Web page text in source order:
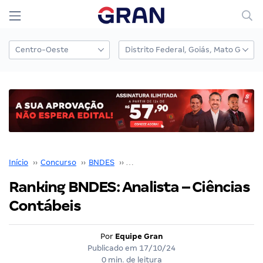
Início ›› Concurso ›› BNDES ››
Ranking BNDES: Analista – Ciências
Contábeis
Por Equipe Gran
Publicado em 17/10/24
0 min. de leitura